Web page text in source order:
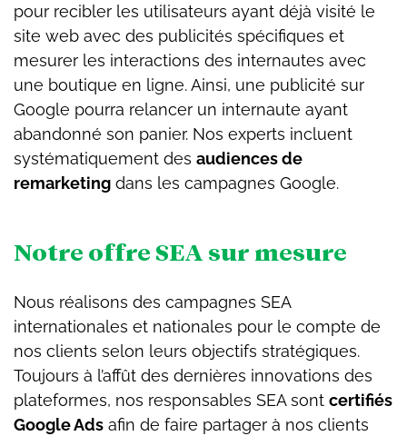
pour recibler les utilisateurs ayant déjà visité le
site web avec des publicités spécifiques et
mesurer les interactions des internautes avec
une boutique en ligne. Ainsi, une publicité sur
Google pourra relancer un internaute ayant
abandonné son panier. Nos experts incluent
systématiquement des audiences de
remarketing dans les campagnes Google.
Notre offre SEA sur mesure
Nous réalisons des campagnes SEA
internationales et nationales pour le compte de
nos clients selon leurs objectifs stratégiques.
Toujours à l’affût des dernières innovations des
plateformes, nos responsables SEA sont certifiés
Google Ads afin de faire partager à nos clients